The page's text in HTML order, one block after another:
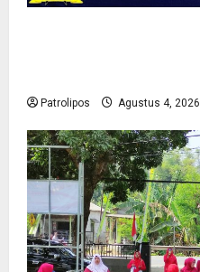
Patrolipos Agustus 4, 2026